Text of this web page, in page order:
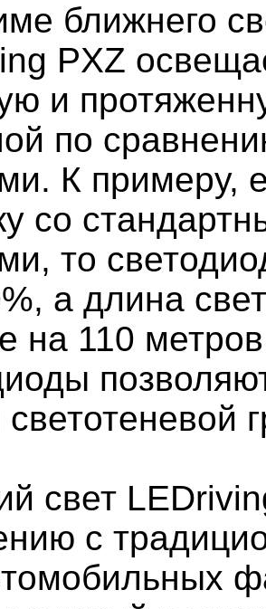
ближнего
PXZ
и
по
К примеру,
со
то
а длина
на 110
светотеневой
свет
с